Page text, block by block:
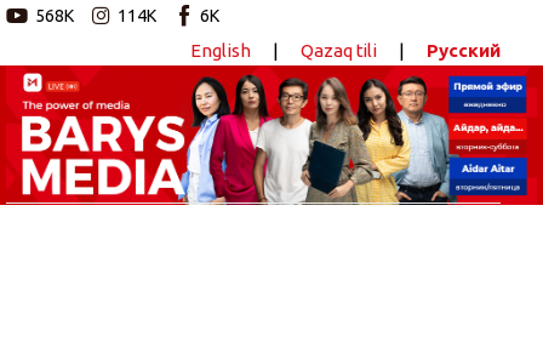
568K 114K 6K
English | Qazaq tili | Русский
Новостной портал
Главная